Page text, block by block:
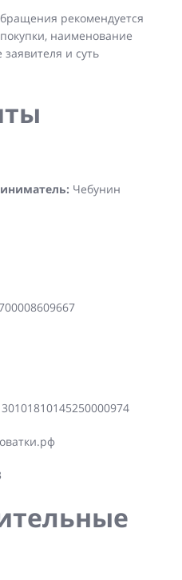
рекомендуется
наименование
и суть
Чебунин
30101810145250000974